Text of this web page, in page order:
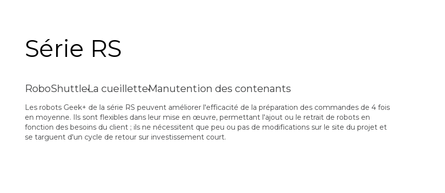
Série RS
RoboShuttleLa cueilletteManutention des contenants
Les robots Geek+ de la série RS peuvent améliorer l'efficacité de la préparation des commandes de 4 fois
en moyenne. Ils sont flexibles dans leur mise en œuvre, permettant l'ajout ou le retrait de robots en
fonction des besoins du client ; ils ne nécessitent que peu ou pas de modifications sur le site du projet et
se targuent d'un cycle de retour sur investissement court.